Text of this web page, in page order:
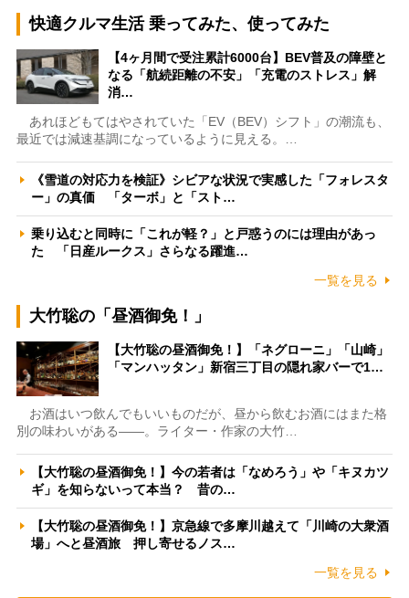
快適クルマ生活 乗ってみた、使ってみた
【4ヶ月間で受注累計6000台】BEV普及の障壁と
なる「航続距離の不安」「充電のストレス」解
消…
あれほどもてはやされていた「EV（BEV）シフト」の潮流も、
最近では減速基調になっているように見える。…
《雪道の対応力を検証》シビアな状況で実感した「フォレスタ
ー」の真価 「ターボ」と「スト…
乗り込むと同時に「これが軽？」と戸惑うのには理由があっ
た 「日産ルークス」さらなる躍進…
一覧を見る
大竹聡の「昼酒御免！」
【大竹聡の昼酒御免！】「ネグローニ」「山崎」
「マンハッタン」新宿三丁目の隠れ家バーで1…
お酒はいつ飲んでもいいものだが、昼から飲むお酒にはまた格
別の味わいがある――。ライター・作家の大竹…
【大竹聡の昼酒御免！】今の若者は「なめろう」や「キヌカツ
ギ」を知らないって本当？ 昔の…
【大竹聡の昼酒御免！】京急線で多摩川越えて「川崎の大衆酒
場」へと昼酒旅 押し寄せるノス…
一覧を見る